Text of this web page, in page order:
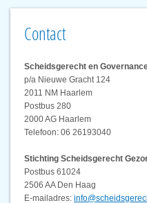
Contact
Scheidsgerecht en
p/a Nieuwe Gracht 124
2011 NM Haarlem
Postbus 280
2000 AG Haarlem
Telefoon: 06 26193040
Stichting Scheidsgerecht
Postbus 61024
2506 AA Den Haag
E-mailadres: